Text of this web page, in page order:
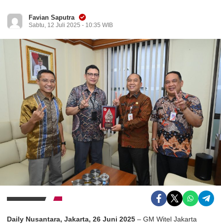
Favian Saputra
Sabtu, 12 Juli 2025 - 10:35 WIB
Daily Nusantara, Jakarta, 26 Juni 2025 – GM Witel Jakarta